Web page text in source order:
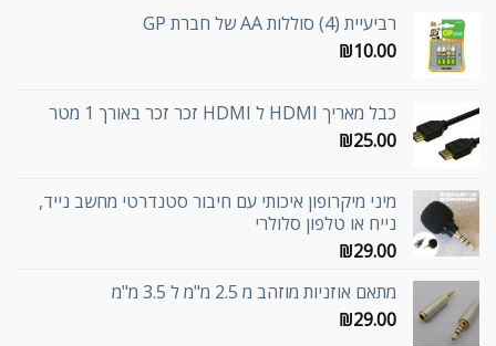
רביעיית (4) סוללות AA של חברת GP
₪10.00
כבל מאריך HDMI ל HDMI זכר זכר באורך 1 מטר
₪25.00
מיני מיקרופון איכותי עם חיבור סטנדרטי מחשב נייד,
נייח או טלפון סלולרי
₪29.00
מתאם אוזניות מוזהב מ 2.5 מ"מ ל 3.5 מ"מ
₪29.00